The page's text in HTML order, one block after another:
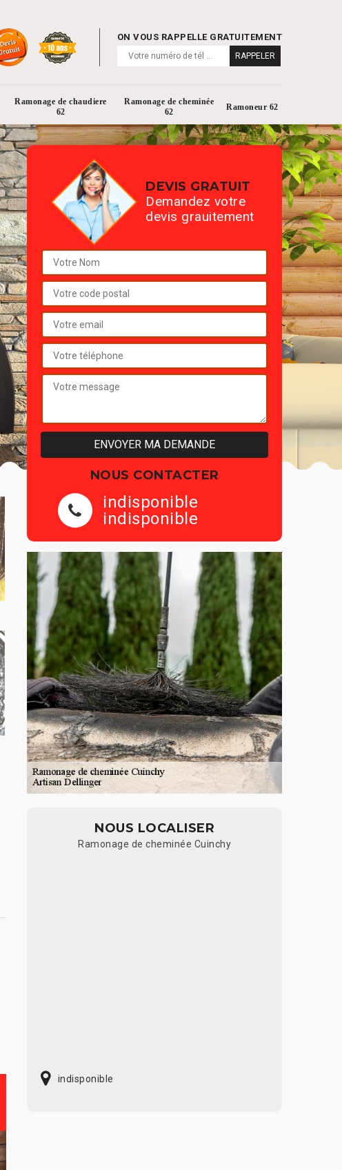
ON VOUS RAPPELLE GRATUITEMENT
Ramonage de chaudiere
62
Ramonage de cheminée
62
Ramoneur 62
DEVIS GRATUIT
Demandez votre
devis grauitement
NOUS CONTACTER
indisponible
indisponible
NOUS LOCALISER
Ramonage de cheminée Cuinchy
indisponible